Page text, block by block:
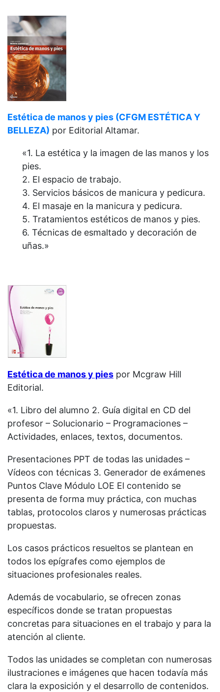
Estética de manos y pies (CFGM ESTÉTICA Y
BELLEZA) por Editorial Altamar.
«1. La estética y la imagen de las manos y los
pies.
2. El espacio de trabajo.
3. Servicios básicos de manicura y pedicura.
4. El masaje en la manicura y pedicura.
5. Tratamientos estéticos de manos y pies.
6. Técnicas de esmaltado y decoración de
uñas.»
Estética de manos y pies por Mcgraw Hill
Editorial.
«1. Libro del alumno 2. Guía digital en CD del
profesor – Solucionario – Programaciones –
Actividades, enlaces, textos, documentos.
Presentaciones PPT de todas las unidades –
Vídeos con técnicas 3. Generador de exámenes
Puntos Clave Módulo LOE El contenido se
presenta de forma muy práctica, con muchas
tablas, protocolos claros y numerosas prácticas
propuestas.
Los casos prácticos resueltos se plantean en
todos los epígrafes como ejemplos de
situaciones profesionales reales.
Además de vocabulario, se ofrecen zonas
específicos donde se tratan propuestas
concretas para situaciones en el trabajo y para la
atención al cliente.
Todos las unidades se completan con numerosas
ilustraciones e imágenes que hacen todavía más
clara la exposición y el desarrollo de contenidos.